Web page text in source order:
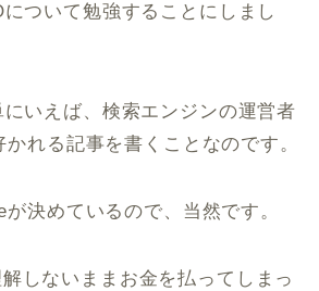
ついて勉強することにしまし
いえば、検索エンジンの運営者
れる記事を書くことなのです。
決めているので、当然です。
しないままお金を払ってしまっ